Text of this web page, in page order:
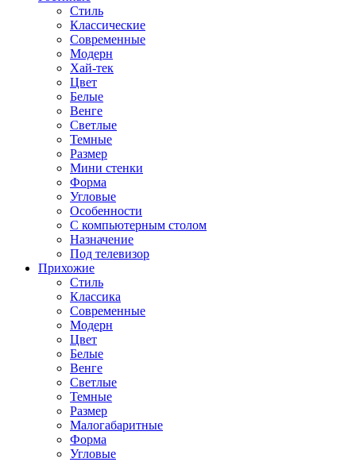
Стиль
Классические
Современные
Модерн
Хай-тек
Цвет
Белые
Венге
Светлые
Темные
Размер
Мини стенки
Форма
Угловые
Особенности
С компьютерным столом
Назначение
Под телевизор
Прихожие
Стиль
Классика
Современные
Модерн
Цвет
Белые
Венге
Светлые
Темные
Размер
Малогабаритные
Форма
Угловые